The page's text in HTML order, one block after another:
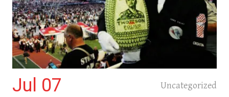
Jul 07 Uncategorized